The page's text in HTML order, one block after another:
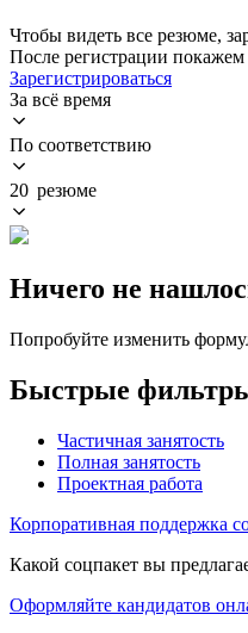
Чтобы видеть все резюме,
После регистрации
Зарегистрироваться
За всё время
По соответствию
20 резюме
Ничего не
Попробуйте изменить
Быстрые
Частичная занятость
Полная занятость
Проектная работа
Корпоративная поддержка
Какой соцпакет вы
Оформляйте кандидатов